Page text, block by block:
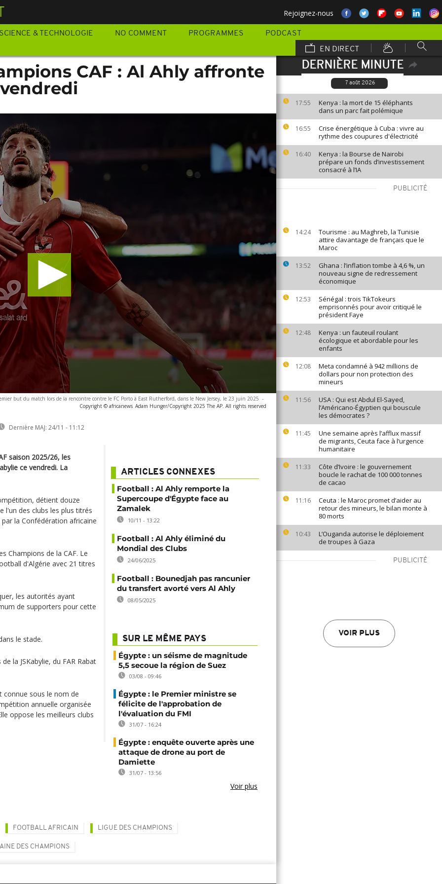
Rejoignez-nous
SCIENCE & TECHNOLOGIE NO COMMENT PROGRAMMES
PODCAST
EN DIRECT
DERNIÈRE MINUTE
7 août 2026
17:55
Kenya : la mort de 15 éléphants
dans un parc fait polémique
16:55
Crise énergétique à Cuba : vivre au
rythme des coupures d'électricité
16:40
Kenya : la Bourse de Nairobi
prépare un fonds d’investissement
consacré à l’IA
PUBLICITÉ
14:24
Tourisme : au Maghreb, la Tunisie
attire davantage de français que le
Maroc
13:52
Ghana : l’inflation tombe à 4,6 %, un
nouveau signe de redressement
économique
12:53
Sénégal : trois TikTokeurs
emprisonnés pour avoir critiqué le
président Faye
12:48
Kenya : un fauteuil roulant
écologique et abordable pour les
enfants
12:08
Meta condamné à 942 millions de
dollars pour non protection des
mineurs
11:56
USA : Qui est Abdul El-Sayed,
l’Américano-Égyptien qui bouscule
les démocrates ?
11:45
Une semaine après l’afflux massif
de migrants, Ceuta face à l’urgence
humanitaire
11:33
Côte d’Ivoire : le gouvernement
boucle le rachat de 100 000 tonnes
de cacao
11:16
Ceuta : le Maroc promet d’aider au
retour des mineurs, le bilan monte à
80 morts
10:43
L’Ouganda autorise le déploiement
de troupes à Gaza
PUBLICITÉ
VOIR PLUS
CAF : Al Ahly affronte
but du match lors de la rencontre contre le FC Porto à East Rutherford, dans le New Jersey, le 23 juin 2025 -
Copyright © africanews Adam Hunger/Copyright 2025 The AP. All rights reserved
Dernière MAJ: 24/11 - 11:12
saison 2025/26, les
ce vendredi. La
détient douze
l'un des clubs les plus titrés
la Confédération africaine
Champions de la CAF. Le
d'Algérie avec 21 titres
les autorités ayant
de supporters pour cette
le stade.
la JSKabylie, du FAR Rabat
connue sous le nom de
annuelle organisée
oppose les meilleurs clubs
ARTICLES CONNEXES
Football : Al Ahly remporte la
Supercoupe d'Égypte face au
Zamalek
10/11 - 13:22
Football : Al Ahly éliminé du
Mondial des Clubs
24/06/2025
Football : Bounedjah pas rancunier
du transfert avorté vers Al Ahly
08/05/2025
SUR LE MÊME PAYS
Égypte : un séisme de magnitude
5,5 secoue la région de Suez
03/08 - 09:46
Égypte : le Premier ministre se
félicite de l'approbation de
l'évaluation du FMI
31/07 - 16:24
Égypte : enquête ouverte après une
attaque de drone au port de
Damiette
31/07 - 13:56
Voir plus
FOOTBALL AFRICAIN LIGUE DES CHAMPIONS
DES CHAMPIONS